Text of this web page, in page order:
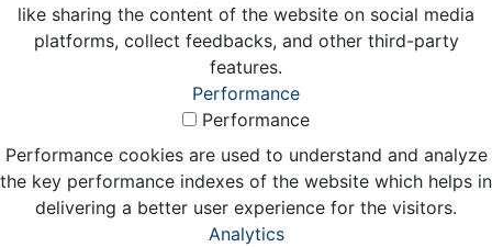
like sharing the content of the website on social media
platforms, collect feedbacks, and other third-party
features.
Performance
Performance
Performance cookies are used to understand and analyze
the key performance indexes of the website which helps in
delivering a better user experience for the visitors.
Analytics